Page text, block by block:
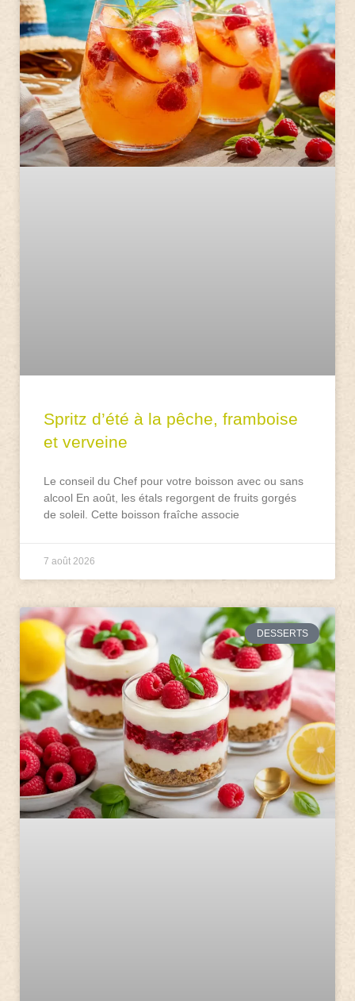
Spritz d’été à la pêche, framboise
et verveine
Le conseil du Chef pour votre boisson avec ou sans
alcool En août, les étals regorgent de fruits gorgés
de soleil. Cette boisson fraîche associe
7 août 2026
DESSERTS